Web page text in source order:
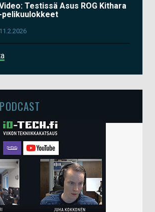
Testissä Asus ROG Kithara
-pelikuulokkeet
11.2.2026